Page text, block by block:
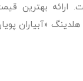
ارائه بهترین
«آبیاران